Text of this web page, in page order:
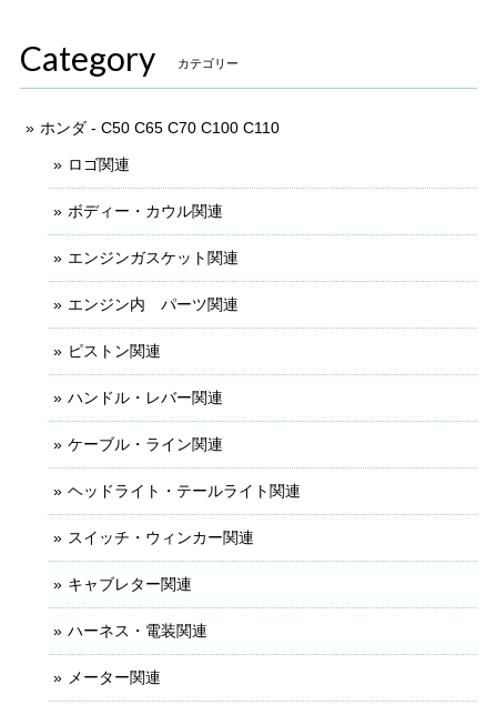
Category カテゴリー
ホンダ - C50 C65 C70 C100 C110
ロゴ関連
ボディー・カウル関連
エンジンガスケット関連
エンジン内 パーツ関連
ピストン関連
ハンドル・レバー関連
ケーブル・ライン関連
ヘッドライト・テールライト関連
スイッチ・ウィンカー関連
キャブレター関連
ハーネス・電装関連
メーター関連